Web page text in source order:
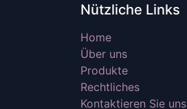
Nützliche Links
Home
Über uns
Produkte
Rechtliches
Kontaktieren Sie uns